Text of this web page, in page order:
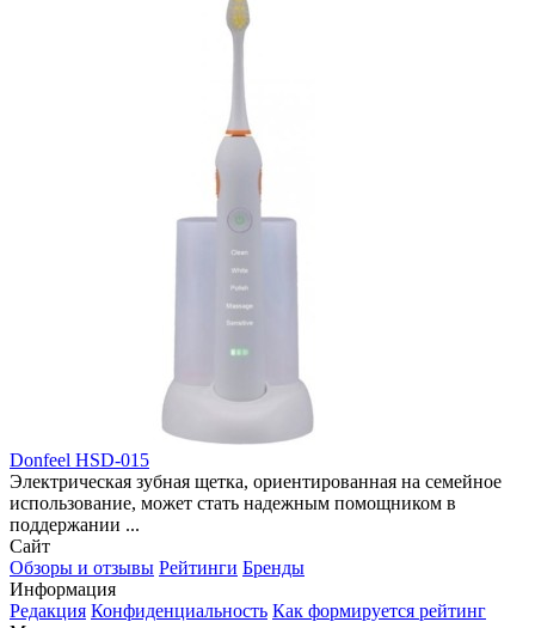
Donfeel HSD-015
Электрическая зубная щетка, ориентированная на семейное
использование, может стать надежным помощником в
поддержании ...
Сайт
Обзоры и отзывы Рейтинги Бренды
Информация
Редакция Конфиденциальность Как формируется рейтинг